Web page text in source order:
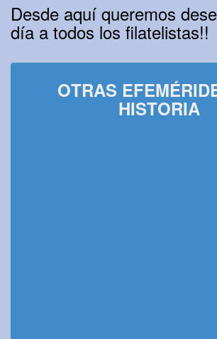
Desde aquí queremos
día a todos los filatelistas!!
OTRAS
HISTORIA